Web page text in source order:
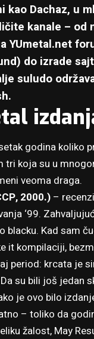
Dachaz, u
kanale – od
YUmetal.net
do izrade
suludo
godina koliko
tri koja su u
veoma draga.
2000.)–
‘99.
blacku. Kad sam
it kompilaciji,
period: krcata je
su bili još jedan
je ovo bilo
– toliko da
žalost, May